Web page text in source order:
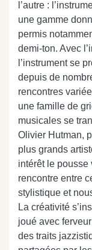
l’autre :
une gamme
permis
demi-ton. Avec
l’instrument se
depuis de
rencontres
une famille de
musicales se
Olivier Hutman,
plus grands
intérêt le pousse
rencontre entre
stylistique et
La créativité
joué avec
des traits